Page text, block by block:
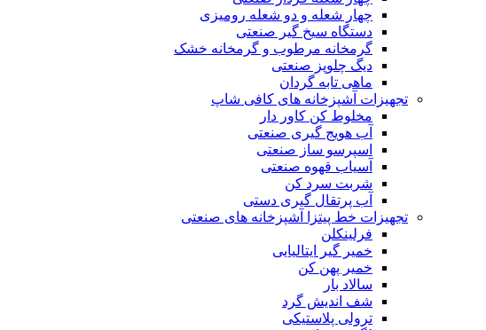
چهار شعله و دو شعله رومیزی
دستگاه سیخ گیر صنعتی
گرمخانه مرطوب و گرمخانه خشک
دیگ چلوپز صنعتی
ماهی تابه گردان
تجهیزات آشپزخانه های کافی شاپ
مخلوط کن کاور دار
آب هویج گیری صنعتی
اسپرسو ساز صنعتی
آسیاب قهوه صنعتی
شربت سرد کن
آب پرتقال گیری دستی
تجهیزات خط پیتزا آشپزخانه های صنعتی
فرلینکلن
خمیر گیر ایتالیایی
خمیر پهن کن
سالاد بار
شف اندیش گرد
ترولی پلاستیکی